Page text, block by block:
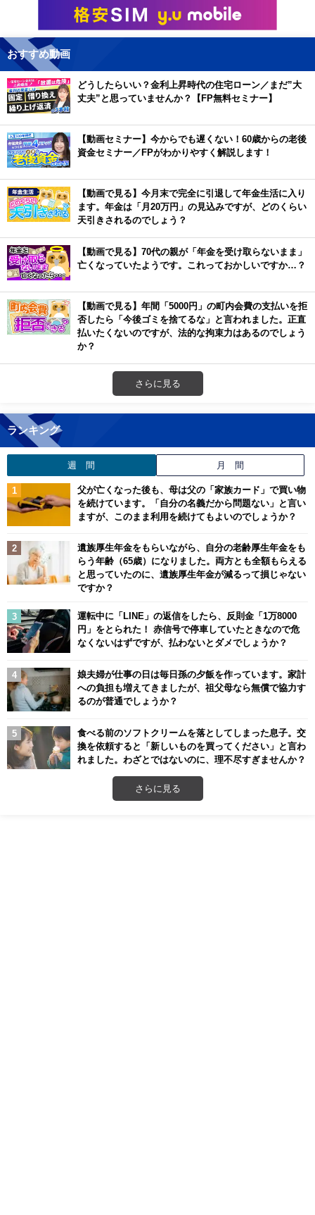
おすすめ動画
どうしたらいい？金利上昇時代の住宅ローン／まだ”大
丈夫”と思っていませんか？【FP無料セミナー】
【動画セミナー】今からでも遅くない！60歳からの老後
資金セミナー／FPがわかりやすく解説します！
【動画で見る】今月末で完全に引退して年金生活に入り
ます。年金は「月20万円」の見込みですが、どのくらい
天引きされるのでしょう？
【動画で見る】70代の親が「年金を受け取らないまま」
亡くなっていたようです。これっておかしいですか…？
【動画で見る】年間「5000円」の町内会費の支払いを拒
否したら「今後ゴミを捨てるな」と言われました。正直
払いたくないのですが、法的な拘束力はあるのでしょう
か？
さらに見る
ランキング
週 間 月 間
父が亡くなった後も、母は父の「家族カード」で買い物
を続けています。「自分の名義だから問題ない」と言い
ますが、このまま利用を続けてもよいのでしょうか？
遺族厚生年金をもらいながら、自分の老齢厚生年金をも
らう年齢（65歳）になりました。両方とも全額もらえる
と思っていたのに、遺族厚生年金が減るって損じゃない
ですか？
運転中に「LINE」の返信をしたら、反則金「1万8000
円」をとられた！ 赤信号で停車していたときなので危
なくないはずですが、払わないとダメでしょうか？
娘夫婦が仕事の日は毎日孫の夕飯を作っています。家計
への負担も増えてきましたが、祖父母なら無償で協力す
るのが普通でしょうか？
食べる前のソフトクリームを落としてしまった息子。交
換を依頼すると「新しいものを買ってください」と言わ
れました。わざとではないのに、理不尽すぎませんか？
さらに見る